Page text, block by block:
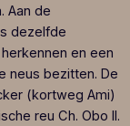
Aan de
dezelfde
en een
neus bezitten. De
(kortweg Ami)
reu Ch. Obo II.